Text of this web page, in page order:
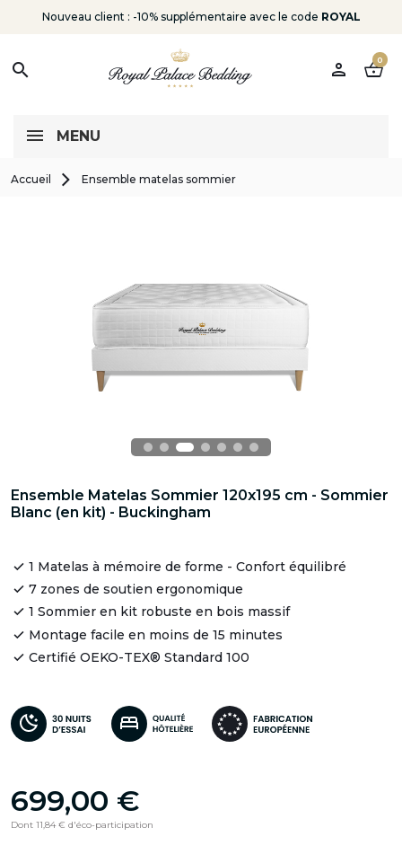
Nouveau client : -10% supplémentaire avec le code ROYAL
search person shopping_basket
0
MENU
Accueil Ensemble matelas sommier
Ensemble Matelas Sommier 120x195 cm - Sommier
Blanc (en kit) - Buckingham
1 Matelas à mémoire de forme - Confort équilibré
7 zones de soutien ergonomique
1 Sommier en kit robuste en bois massif
Montage facile en moins de 15 minutes
Certifié OEKO-TEX® Standard 100
699,00 €
Dont 11,84 € d'éco-participation